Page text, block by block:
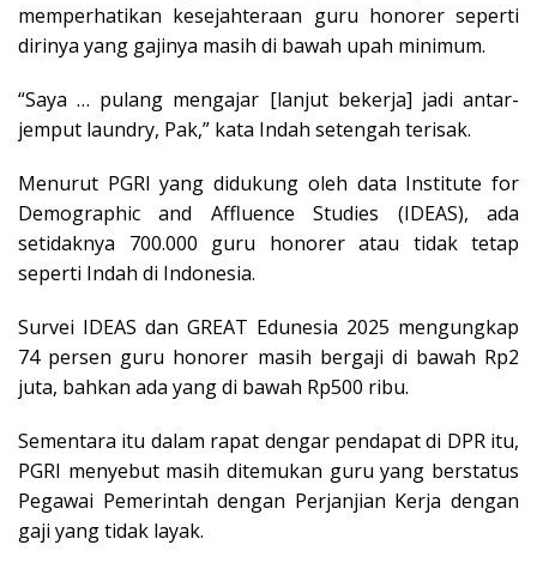
memperhatikan kesejahteraan guru honorer seperti
dirinya yang gajinya masih di bawah upah minimum.
“Saya … pulang mengajar [lanjut bekerja] jadi antar-
jemput laundry, Pak,” kata Indah setengah terisak.
Menurut PGRI yang didukung oleh data Institute for
Demographic and Affluence Studies (IDEAS), ada
setidaknya 700.000 guru honorer atau tidak tetap
seperti Indah di Indonesia.
Survei IDEAS dan GREAT Edunesia 2025 mengungkap
74 persen guru honorer masih bergaji di bawah Rp2
juta, bahkan ada yang di bawah Rp500 ribu.
Sementara itu dalam rapat dengar pendapat di DPR itu,
PGRI menyebut masih ditemukan guru yang berstatus
Pegawai Pemerintah dengan Perjanjian Kerja dengan
gaji yang tidak layak.